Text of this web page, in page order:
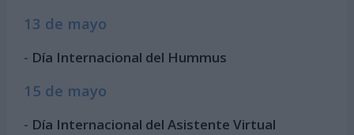
13 de mayo
- Día Internacional del Hummus
15 de mayo
- Día Internacional del Asistente Virtual